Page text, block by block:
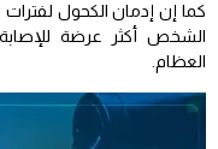
كما إن إدمان الكحول
الشخص أكثر عرضة
العظام.